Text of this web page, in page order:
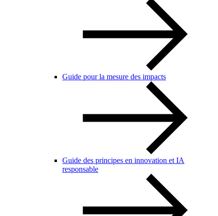
Guide pour la mesure des impacts
Guide des principes en innovation et IA
responsable